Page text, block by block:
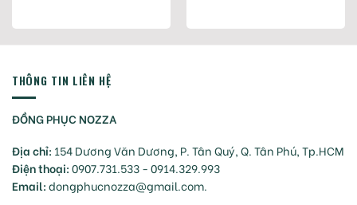
THÔNG TIN LIÊN HỆ
ĐỒNG PHỤC NOZZA
Địa chỉ: 154 Dương Văn Dương, P. Tân Quý, Q. Tân Phú, Tp.HCM
Điện thoại:0907.731.533 - 0914.329.993
Email:dongphucnozza@gmail.com.